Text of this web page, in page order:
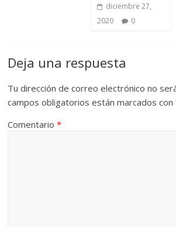
diciembre 27,
2020
0
Deja una respuesta
Tu dirección de correo electrónico no
campos obligatorios están marcados con
Comentario*